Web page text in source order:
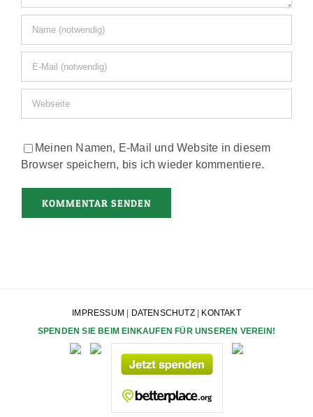
Meinen Namen, E-Mail und Website in diesem
Browser speichern, bis ich wieder kommentiere.
IMPRESSUM DATENSCHUTZ|
KONTAKT
SPENDEN SIE BEIM EINKAUFEN FÜR UNSEREN VEREIN!